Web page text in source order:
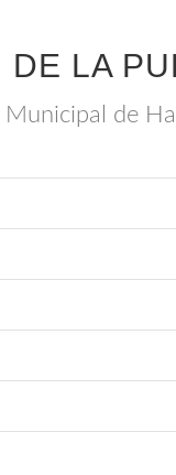
DE LA
Municipal de